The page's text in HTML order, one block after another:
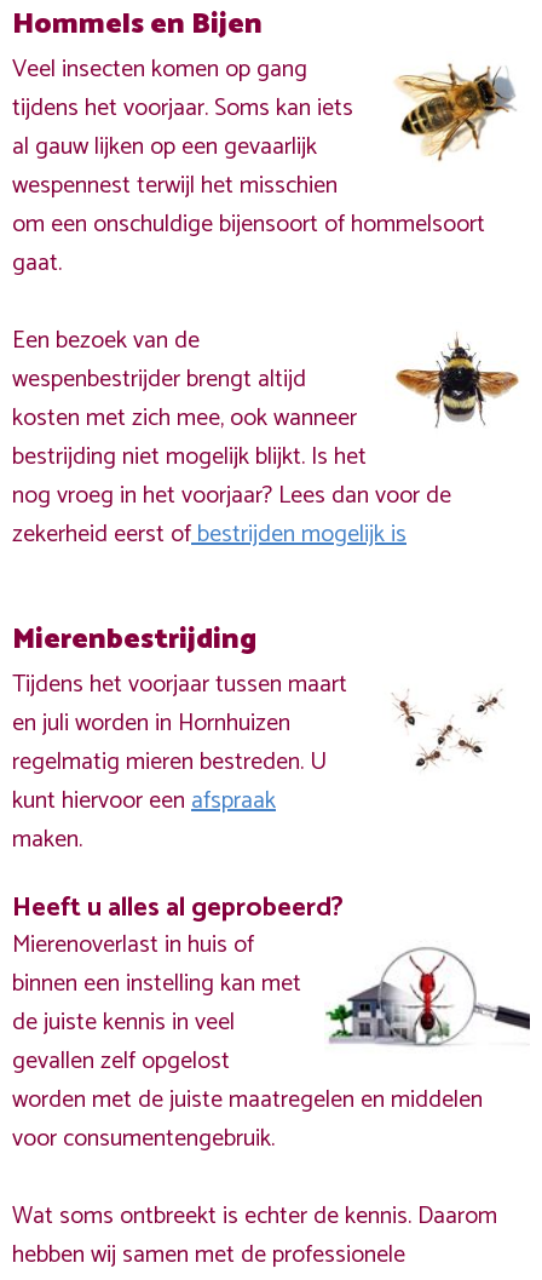
Hommels en Bijen
Veel insecten komen op gang
tijdens het voorjaar. Soms kan iets
al gauw lijken op een gevaarlijk
wespennest terwijl het misschien
om een onschuldige bijensoort of hommelsoort
gaat.
Een bezoek van de
wespenbestrijder brengt altijd
kosten met zich mee, ook wanneer
bestrijding niet mogelijk blijkt. Is het
nog vroeg in het voorjaar? Lees dan voor de
zekerheid eerst ofbestrijden mogelijk is
Mierenbestrijding
Tijdens het voorjaar tussen maart
en juli worden in Hornhuizen
regelmatig mieren bestreden. U
kunt hiervoor eenafspraak
maken.
Heeft u alles al geprobeerd?
Mierenoverlast in huis of
binnen een instelling kan met
de juiste kennis in veel
gevallen zelf opgelost
worden met de juiste maatregelen en middelen
voor consumentengebruik.
Wat soms ontbreekt is echter de kennis. Daarom
hebben wij samen met de professionele